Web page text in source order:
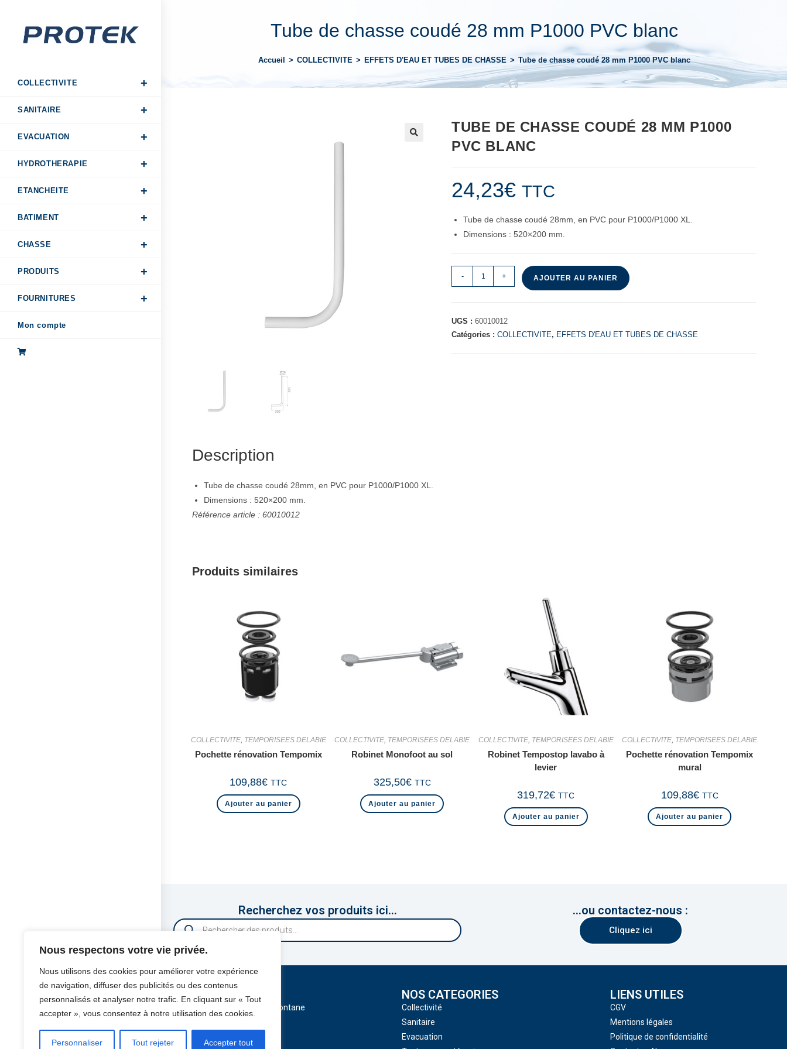
Nous respectons votre vie privée.
Nous utilisons des cookies pour améliorer votre expérience
de navigation, diffuser des publicités ou des contenus
personnalisés et analyser notre trafic. En cliquant sur « Tout
accepter », vous consentez à notre utilisation des cookies.
Personnaliser Tout rejeter Accepter tout
COLLECTIVITE
SANITAIRE
EVACUATION
HYDROTHERAPIE
ETANCHEITE
BATIMENT
CHASSE
PRODUITS
FOURNITURES
Mon compte
Tube de chasse coudé 28 mm P1000 PVC blanc
Accueil > COLLECTIVITE > EFFETS D'EAU ET TUBES DE CHASSE > Tube de chasse coudé 28 mm P1000 PVC blanc
TUBE DE CHASSE COUDÉ 28 MM P1000
PVC BLANC
24,23€ TTC
Tube de chasse coudé 28mm, en PVC pour P1000/P1000 XL.
Dimensions : 520×200 mm.
- + AJOUTER AU PANIER
UGS :60010012
Catégories :COLLECTIVITE, EFFETS D'EAU ET TUBES DE CHASSE
Description
Tube de chasse coudé 28mm, en PVC pour P1000/P1000 XL.
Dimensions : 520×200 mm.
Référence article : 60010012
Produits similaires
COLLECTIVITE, TEMPORISEES DELABIE
Pochette rénovation Tempomix
109,88€ TTC
Ajouter au panier
COLLECTIVITE, TEMPORISEES DELABIE
Robinet Monofoot au sol
325,50€ TTC
Ajouter au panier
COLLECTIVITE, TEMPORISEES DELABIE
Robinet Tempostop lavabo à
levier
319,72€ TTC
Ajouter au panier
COLLECTIVITE, TEMPORISEES DELABIE
Pochette rénovation Tempomix
mural
109,88€ TTC
Ajouter au panier
Recherchez vos produits ici... ...ou contactez-nous :
Cliquez ici
PROTEK SAS
425 Avenue de la Tramontane
NOS CATEGORIES
Collectivité
Sanitaire
Evacuation
LIENS UTILES
CGV
Mentions légales
Politique de confidentialité